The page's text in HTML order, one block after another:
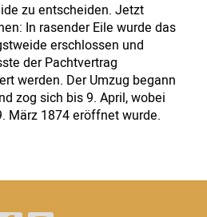
zu entscheiden. Jetzt
In rasender Eile wurde das
erschlossen und
der Pachtvertrag
werden. Der Umzug begann
zog sich bis 9. April, wobei
März 1874 eröffnet wurde.